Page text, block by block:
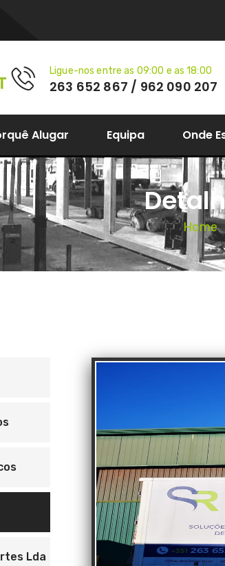
Ligue-nos entre as 09:00 e as 18:00
263 652 867 / 962 090 207
Alugar Equipa Onde
Home
Lda